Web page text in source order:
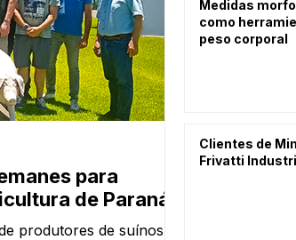
para
de Paraná
produtores de suínos da
Medidas
A suinocultura
Medidas
como
peso corporal
Clientes de
Frivatti